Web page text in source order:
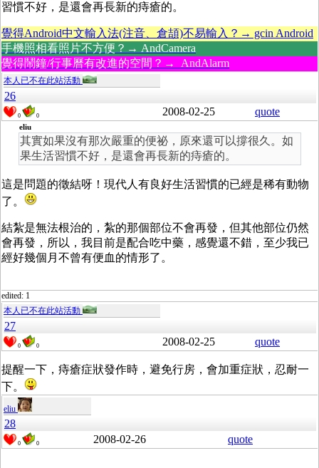
習慣不好，是還會再長新的痔瘡的。
覺得Android中文輸入法(注音、倉頡)不易輸入？→ gcin Android
手機照相看照片不方便？→ AndCamera
覺得鬧鐘/行事曆有改進的空間？→ AndAlarm
本人已不在此站活動
26
0 0 2008-02-25 quote
eliu
其實如果沒有那次嚴重的便祕，原來還可以撐很久。如
果生活習慣不好，是還會再長新的痔瘡的。
這是問題的徵結呀！現代人有良好生活習慣的已經是稀有動物
了。
結紮是無法根治的，紮的那個部位不會再發，但其他部位仍然
會再發，所以，我目前是配合吃中藥，感覺還不錯，至少我已
經好幾個月不曾有便血的情形了。
edited: 1
本人已不在此站活動
27
0 0 2008-02-25 quote
提醒一下，痔瘡症狀發作時，避免行房，會加重症狀，忍耐一
下。
eliu
28
0 0 2008-02-26 quote